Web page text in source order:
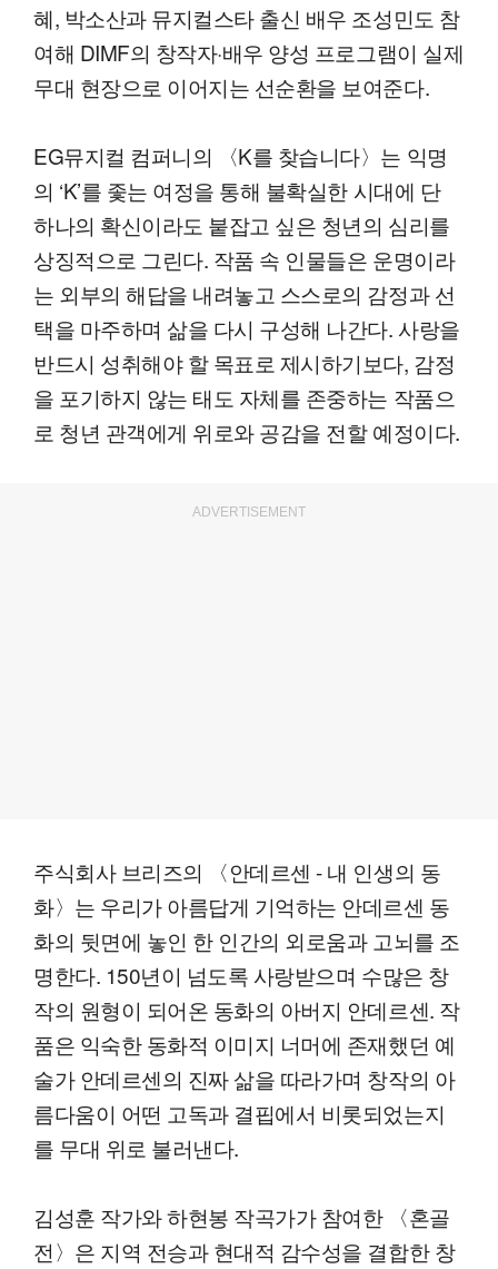
혜, 박소산과 뮤지컬스타 출신 배우 조성민도 참
여해 DIMF의 창작자·배우 양성 프로그램이 실제
무대 현장으로 이어지는 선순환을 보여준다.
EG뮤지컬 컴퍼니의 〈K를 찾습니다〉는 익명
의 ‘K’를 좇는 여정을 통해 불확실한 시대에 단
하나의 확신이라도 붙잡고 싶은 청년의 심리를
상징적으로 그린다. 작품 속 인물들은 운명이라
는 외부의 해답을 내려놓고 스스로의 감정과 선
택을 마주하며 삶을 다시 구성해 나간다. 사랑을
반드시 성취해야 할 목표로 제시하기보다, 감정
을 포기하지 않는 태도 자체를 존중하는 작품으
로 청년 관객에게 위로와 공감을 전할 예정이다.
ADVERTISEMENT
주식회사 브리즈의 〈안데르센 - 내 인생의 동
화〉는 우리가 아름답게 기억하는 안데르센 동
화의 뒷면에 놓인 한 인간의 외로움과 고뇌를 조
명한다. 150년이 넘도록 사랑받으며 수많은 창
작의 원형이 되어온 동화의 아버지 안데르센. 작
품은 익숙한 동화적 이미지 너머에 존재했던 예
술가 안데르센의 진짜 삶을 따라가며 창작의 아
름다움이 어떤 고독과 결핍에서 비롯되었는지
를 무대 위로 불러낸다.
김성훈 작가와 하현봉 작곡가가 참여한 〈혼골
전〉은 지역 전승과 현대적 감수성을 결합한 창